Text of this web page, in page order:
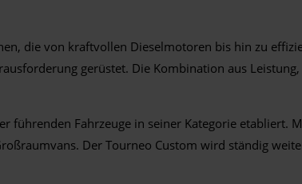
die von kraftvollen Dieselmotoren bis hin zu
gerüstet. Die Kombination aus
führenden Fahrzeuge in seiner Kategorie
Der Tourneo Custom wird ständig